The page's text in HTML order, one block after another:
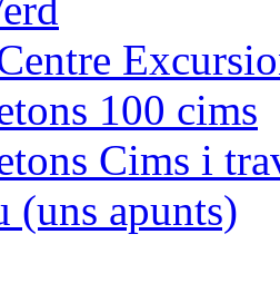
100 cims
Cims i
(uns apunts)